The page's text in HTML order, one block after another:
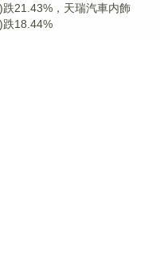
21.43%，天瑞汽車内飾
跌18.44%